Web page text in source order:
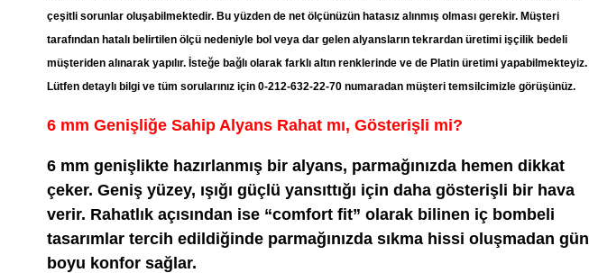
çeşitli sorunlar oluşabilmektedir. Bu yüzden de net ölçünüzün hatasız alınmış olması gerekir. Müşteri
tarafından hatalı belirtilen ölçü nedeniyle bol veya dar gelen alyansların tekrardan üretimi işçilik bedeli
müşteriden alınarak yapılır. İsteğe bağlı olarak farklı altın renklerinde ve de Platin üretimi yapabilmekteyiz.
Lütfen detaylı bilgi ve tüm sorularınız için 0-212-632-22-70 numaradan müşteri temsilcimizle görüşünüz.
6 mm Genişliğe Sahip Alyans Rahat mı, Gösterişli mi?
6 mm genişlikte hazırlanmış bir alyans, parmağınızda hemen dikkat
çeker. Geniş yüzey, ışığı güçlü yansıttığı için daha gösterişli bir hava
verir. Rahatlık açısından ise “comfort fit” olarak bilinen iç bombeli
tasarımlar tercih edildiğinde parmağınızda sıkma hissi oluşmadan gün
boyu konfor sağlar.